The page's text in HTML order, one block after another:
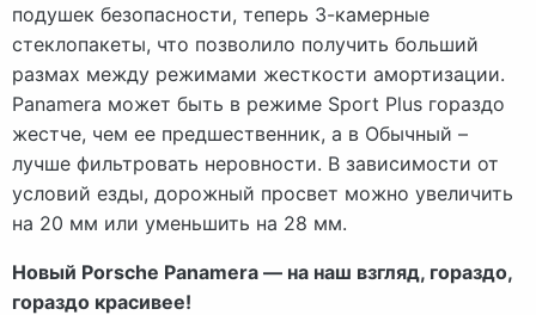
подушек безопасности, теперь 3-камерные
стеклопакеты, что позволило получить больший
размах между режимами жесткости амортизации.
Panamera может быть в режиме Sport Plus гораздо
жестче, чем ее предшественник, а в Обычный –
лучше фильтровать неровности. В зависимости от
условий езды, дорожный просвет можно увеличить
на 20 мм или уменьшить на 28 мм.
Новый Porsche Panamera — на наш взгляд, гораздо,
гораздо красивее!